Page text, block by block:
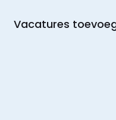
Vacatures